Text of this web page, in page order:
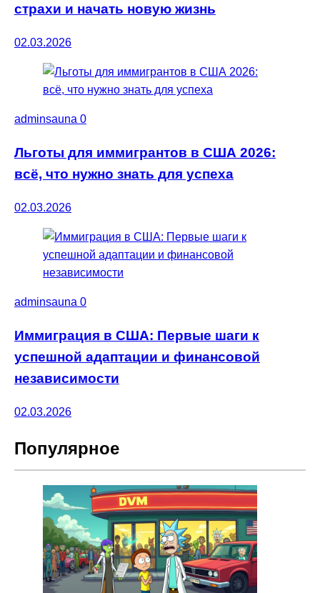
страхи и начать новую жизнь
02.03.2026
adminsauna 0
Льготы для иммигрантов в США 2026:
всё, что нужно знать для успеха
02.03.2026
adminsauna 0
Иммиграция в США: Первые шаги к
успешной адаптации и финансовой
независимости
02.03.2026
Популярное